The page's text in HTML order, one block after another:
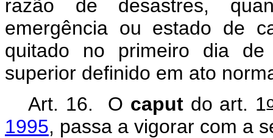
razão de desastres,
emergência ou estado de
quitado no primeiro dia
superior definido em ato
Art. 16. O caputdo art. 1
1995, passa a vigorar com a